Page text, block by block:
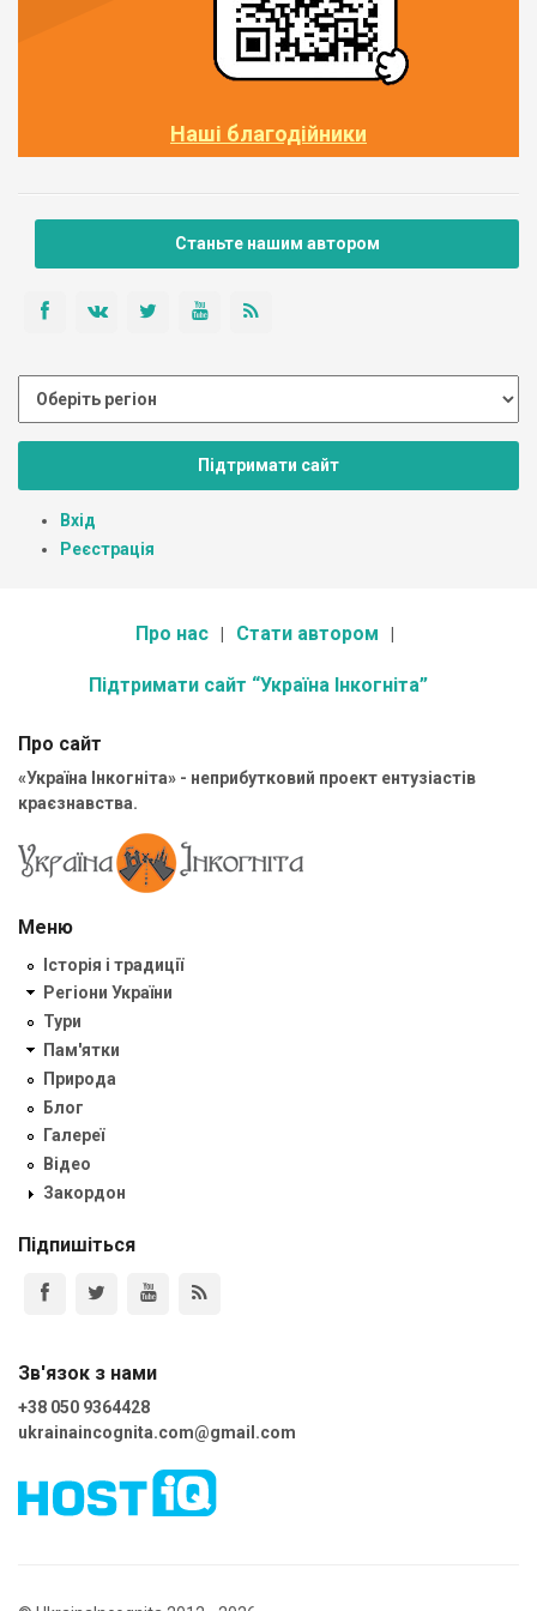
Наші благодійники
Станьте нашим автором
Підтримати сайт
Вхід
Реєстрація
Про нас Стати автором
Підтримати сайт “Україна Інкогніта”
Про сайт
«Україна Інкогніта» - неприбутковий проект ентузіастів
краєзнавства.
Меню
Історія і традиції
Регіони України
Тури
Пам'ятки
Природа
Блог
Галереї
Відео
Закордон
Підпишіться
Зв'язок з нами
+38 050 9364428
ukrainaincognita.com@gmail.com